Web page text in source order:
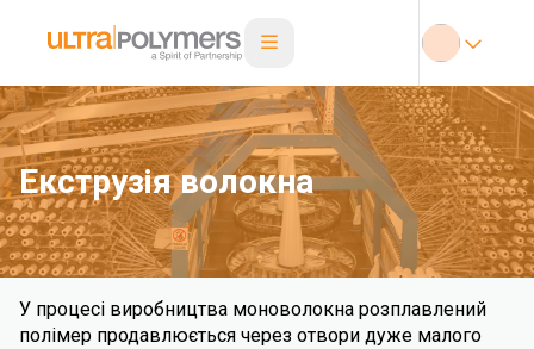
Екструзія волокна
У процесі виробництва моноволокна розплавлений
полімер продавлюється через отвори дуже малого